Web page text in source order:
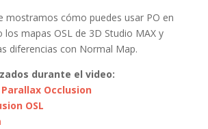
mostramos cómo puedes usar PO en
los mapas OSL de 3D Studio MAX y
diferencias con Normal Map.
durante el video:
Occlusion
OSL